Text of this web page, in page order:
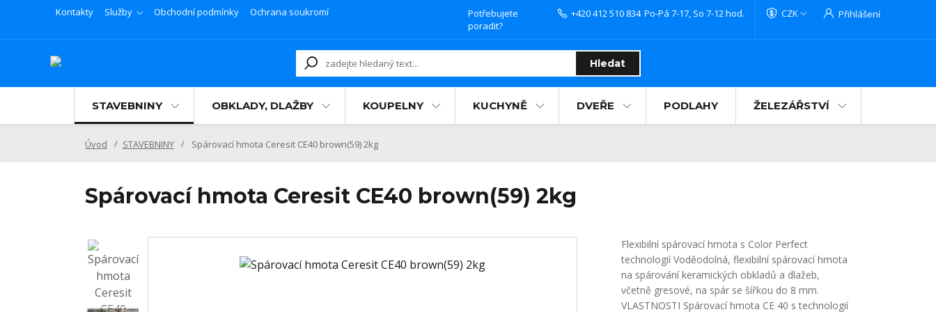
Kontakty Služby Obchodní podmínky Ochrana soukromí CZK Přihlášení
Hledat
Potřebujete
poradit?
+420 412 510 834 Po-Pá 7-17, So 7-12 hod.
STAVEBNINY OBKLADY, DLAŽBY KOUPELNY KUCHYNĚ DVEŘE PODLAHY ŽELEZÁŘSTVÍ
Úvod STAVEBNINY Spárovací hmota Ceresit CE40 brown(59) 2kg
Spárovací hmota Ceresit CE40 brown(59) 2kg
Flexibilní spárovací hmota s Color Perfect
technologií Voděodolná, flexibilní spárovací hmota
na spárování keramických obkladů a dlažeb,
včetně gresové, na spár se šířkou do 8 mm.
VLASTNOSTI Spárovací hmota CE 40 s technologií